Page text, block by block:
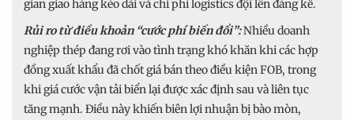
gian giao hàng kéo dài và chi phí logistics đội lên đáng kể.
Rủi ro từ điều khoản “cước phí biến đổi”:Nhiều doanh
nghiệp thép đang rơi vào tình trạng khó khăn khi các hợp
đồng xuất khẩu đã chốt giá bán theo điều kiện FOB, trong
khi giá cước vận tải biển lại được xác định sau và liên tục
tăng mạnh. Điều này khiến biên lợi nhuận bị bào mòn,